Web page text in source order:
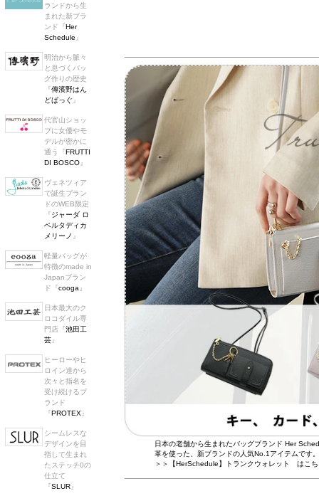
ランドから生
まれた新ブラ
ンド『Her
Schedule 』
明治から脈々
と息づくバッ
グ作りの歴史
『傳濱野はん
どばっぐ 』
代官山ショッ
プに女優やモ
デルが密かに
通う『FRUTTI
DI BOSCO』
ヴェネツィア
で誕生ブラン
ドのWEB限定
『ジャーダ ロ
ベルタディカ
メリーノ 』
軽量バッグが
特徴のmade in
Japanブラン
ド『cooga 』
日本最大のク
ロコダイル専
門店『池田工
芸』
ヒーローやヒ
ロイン達から
次々と指名を
受け続けるブ
ランド
『PROTEX 』
シームレスな
デザインを目
指して生まれ
たステッチ0の
仕立て
『SLUR』
日本の老舗から生まれたバッグブランド Her
革を使った、新ブランドの人気No.1アイテムです。
＞＞【HerSchedule】トランクウォレット はこ